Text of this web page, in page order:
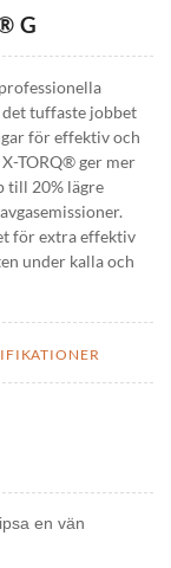
G
det tuffaste jobbet
för effektiv och
TORQ® ger mer
till 20% lägre
för extra effektiv
under kalla och